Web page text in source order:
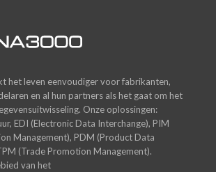
het leven eenvoudiger voor fabrikanten,
en al hun partners als het gaat om het
Onze oplossingen:
EDI (Electronic Data Interchange), PIM
Management), PDM (Product Data
(Trade Promotion Management).
van het